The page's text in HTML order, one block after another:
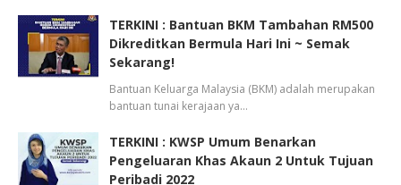
TERKINI : Bantuan BKM Tambahan RM500
Dikreditkan Bermula Hari Ini ~ Semak
Sekarang!
Bantuan Keluarga Malaysia (BKM) adalah merupakan
bantuan tunai kerajaan ya…
TERKINI : KWSP Umum Benarkan
Pengeluaran Khas Akaun 2 Untuk Tujuan
Peribadi 2022